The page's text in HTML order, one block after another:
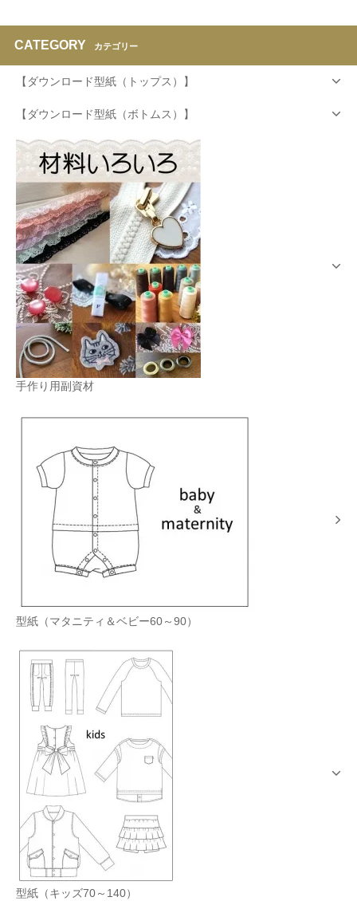
CATEGORY カテゴリー
【ダウンロード型紙（トップス）】
【ダウンロード型紙（ボトムス）】
手作り用副資材
型紙（マタニティ＆ベビー60～90）
型紙（キッズ70～140）